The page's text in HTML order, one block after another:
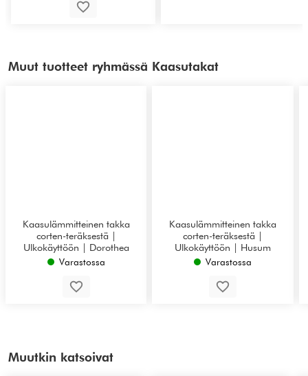
Muut tuotteet ryhmässä Kaasutakat
Kaasulämmitteinen takka
corten-teräksestä |
Ulkokäyttöön | Dorothea
Varastossa
Kaasulämmitteinen takka
corten-teräksestä |
Ulkokäyttöön | Husum
Varastossa
Muutkin katsoivat